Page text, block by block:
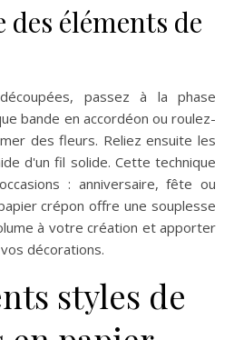
des éléments de
passez à la phase
bande en accordéon ou roulez-
des fleurs. Reliez ensuite les
d'un fil solide. Cette technique
: anniversaire, fête ou
crépon offre une souplesse
à votre création et apporter
décorations.
styles de